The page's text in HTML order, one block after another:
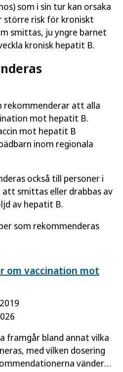
som i sin tur kan orsaka
större risk för kroniskt
smittas, ju yngre barnet
kronisk hepatit B.
rekommenderar att alla
mot hepatit B.
mot hepatit B
inom regionala
också till personer i
att smittas eller drabbas av
av hepatit B.
som rekommenderas
om vaccination mot
framgår bland annat vilka
med vilken dosering
vänder